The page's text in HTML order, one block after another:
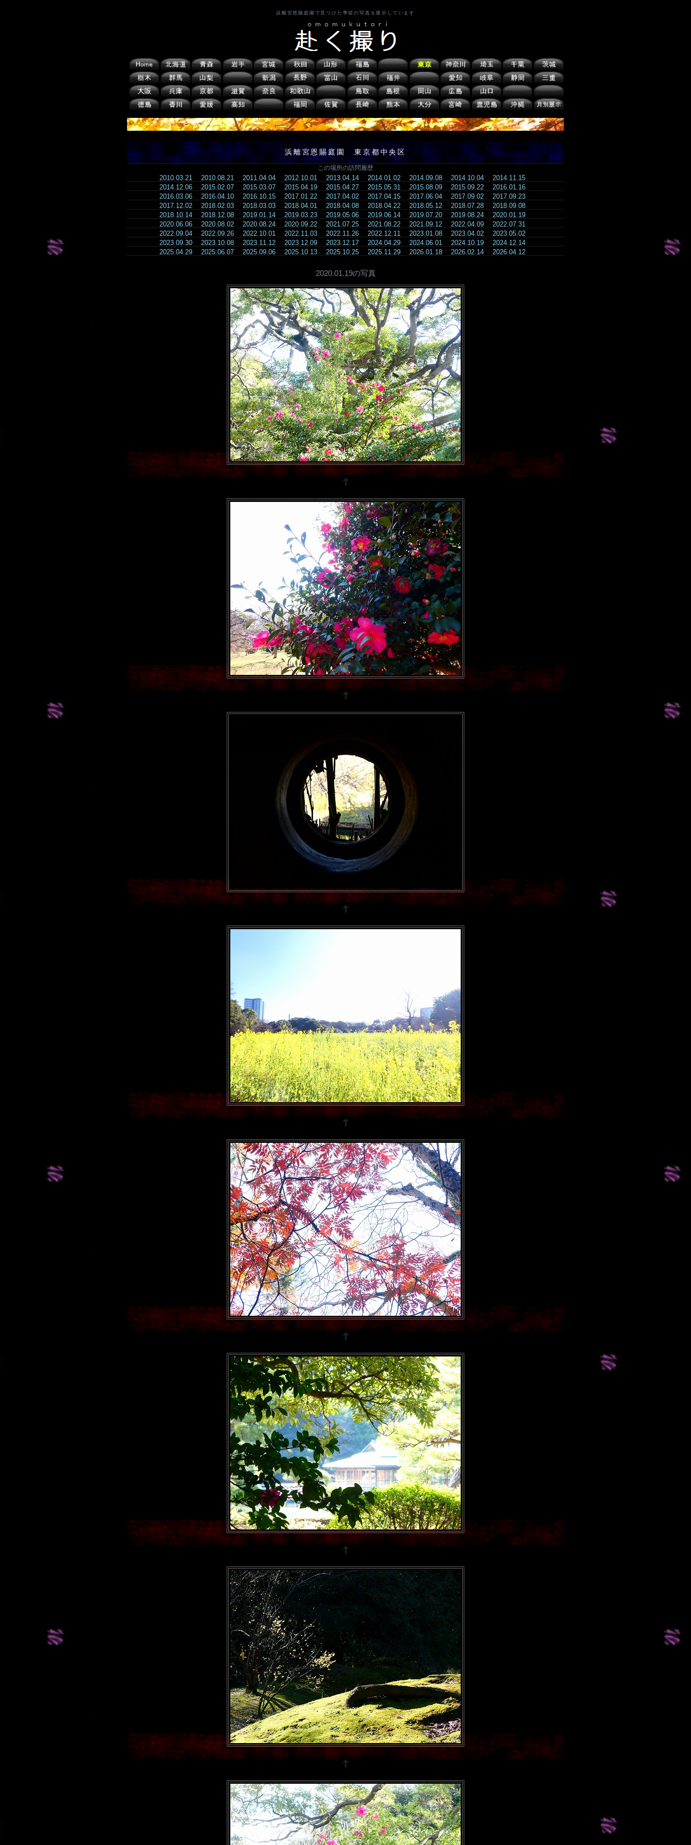
浜離宮恩賜庭園で見つけた季節の写真を展示しています
浜離宮恩賜庭園 東京都中央区
この場所の訪問履歴
2010.03.21 2010.08.21 2011.04.04 2012.10.01 2013.04.14 2014.01.02 2014.09.08 2014.10.04
2014.11.15
2014.12.06
2015.02.07 2015.03.07 2015.04.19 2015.04.27 2015.05.31 2015.08.09 2015.09.22
2016.01.16
2016.03.06
2016.04.10 2016.10.15 2017.01.22 2017.04.02 2017.04.15 2017.06.04 2017.09.02
2017.09.23
2017.12.02
2018.02.03 2018.03.03 2018.04.01 2018.04.08 2018.04.22 2018.05.12 2018.07.28
2018.09.08
2018.10.14
2018.12.08 2019.01.14 2019.03.23 2019.05.06 2019.06.14 2019.07.20 2019.08.24
2020.01.19
2020.06.06
2020.08.02 2020.08.24 2020.09.22 2021.07.25 2021.08.22 2021.09.12 2022.04.09
2022.07.31
2022.09.04
2022.09.26 2022.10.01 2022.11.03 2022.11.26 2022.12.11 2023.01.08 2023.04.02
2023.05.02
2023.09.30
2023.10.08 2023.11.12 2023.12.09 2023.12.17 2024.04.29 2024.06.01 2024.10.19
2024.12.14
2025.04.29
2025.06.07 2025.09.06 2025.10.13 2025.10.25 2025.11.29 2026.01.18 2026.02.14 2026.04.12
2020.01.19の写真